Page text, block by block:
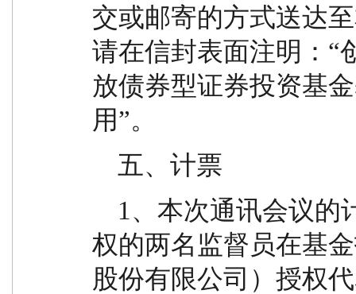
交或邮寄的方式送达
请在信封表面注明：“
放债券型证券投资基
用”。
    五、计票
权的两名监督员在基
股份有限公司）授权